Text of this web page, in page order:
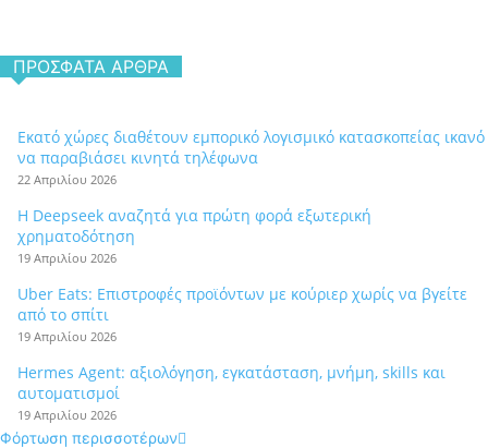
ΠΡΌΣΦΑΤΑ ΆΡΘΡΑ
Εκατό χώρες διαθέτουν εμπορικό λογισμικό κατασκοπείας ικανό
να παραβιάσει κινητά τηλέφωνα
22 Απριλίου 2026
Η Deepseek αναζητά για πρώτη φορά εξωτερική
χρηματοδότηση
19 Απριλίου 2026
Uber Eats: Επιστροφές προϊόντων με κούριερ χωρίς να βγείτε
από το σπίτι
19 Απριλίου 2026
Hermes Agent: αξιολόγηση, εγκατάσταση, μνήμη, skills και
αυτοματισμοί
19 Απριλίου 2026
Φόρτωση περισσοτέρων